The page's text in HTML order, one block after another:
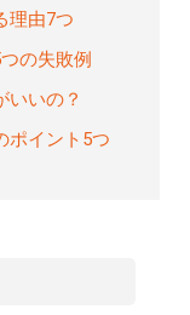
理由7つ
の失敗例
いいの？
ポイント5つ